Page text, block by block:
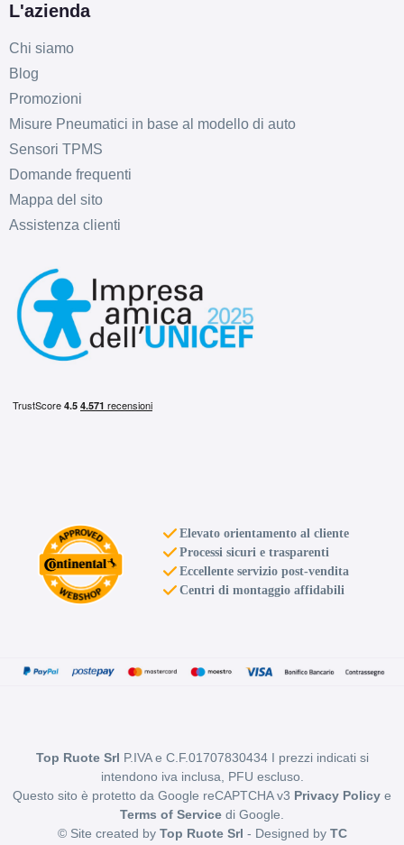
L'azienda
Chi siamo
Blog
Promozioni
Misure Pneumatici in base al modello di auto
Sensori TPMS
Domande frequenti
Mappa del sito
Assistenza clienti
Elevato orientamento al cliente
Processi sicuri e trasparenti
Eccellente servizio post-vendita
Centri di montaggio affidabili
Top Ruote Srl P.IVA e C.F.01707830434 I prezzi indicati si
intendono iva inclusa, PFU escluso.
Questo sito è protetto da Google reCAPTCHA v3 Privacy Policy e
Terms of Service di Google.
© Site created by Top Ruote Srl - Designed by TC